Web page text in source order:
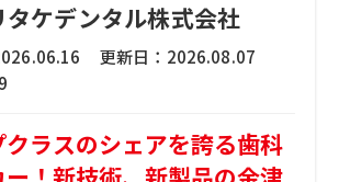
タケデンタル株式会社
更新日： 2026.08.07
ラスのシェアを誇る歯科